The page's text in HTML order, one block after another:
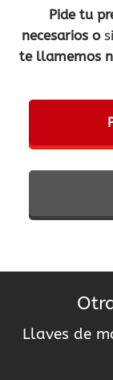
Pide tu
necesarios o
te llamemos
Llaves de